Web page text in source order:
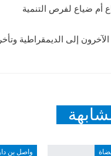
أم ضياع لفرص التنمية
إلى الديمقراطية وتأخر